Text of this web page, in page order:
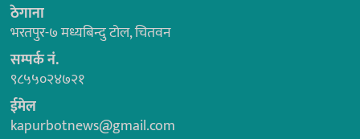
ठेगाना
भरतपुर-७ मध्यबिन्दु टोल, चितवन
सम्पर्क नं.
९८५५०२४७२१
ईमेल
kapurbotnews@gmail.com